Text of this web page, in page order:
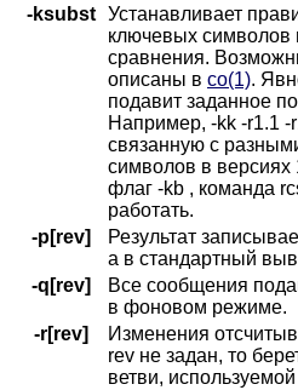
-ksubst Устанавливает
ключевых символов
сравнения.
описаны в co(1).
подавит заданное
Например, -kk -r1.1 -
связанную с
символов в версиях
флаг -kb , команда
работать.
-p[rev]
Результат
а в стандартный
-q[rev]
Все сообщения
в фоновом режиме.
-r[rev]
Изменения
rev не задан, то
ветви,